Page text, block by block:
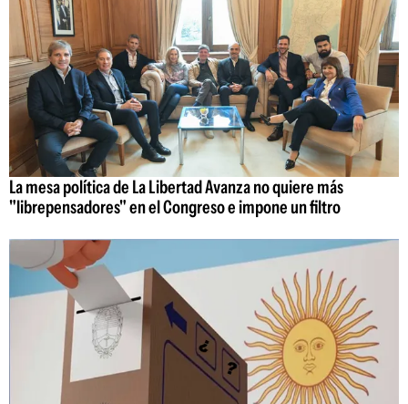
La mesa política de La Libertad Avanza no quiere más
"librepensadores" en el Congreso e impone un filtro